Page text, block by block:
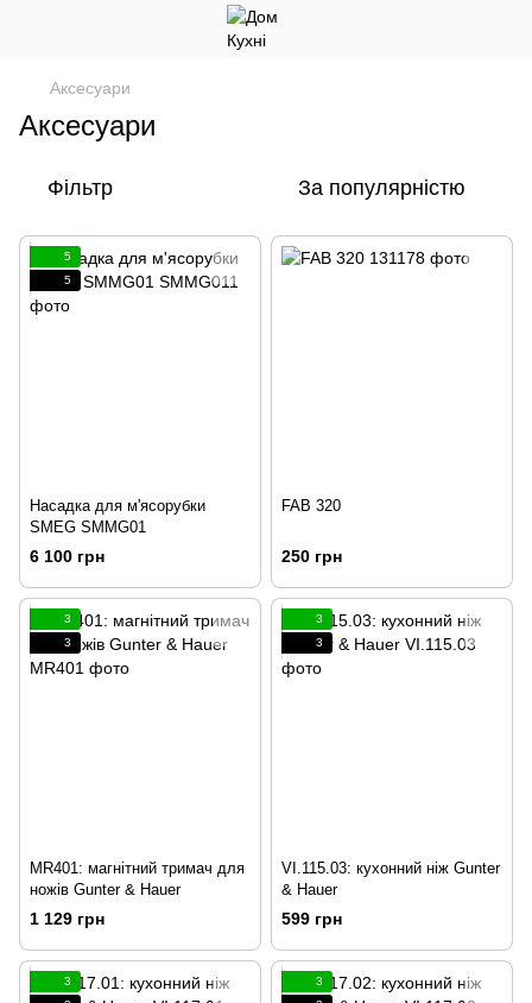
Аксесуари
Аксесуари
Фільтр За популярністю
5
5
Насадка для м'ясорубки
SMEG SMMG01
6 100 грн
FAB 320
250 грн
3
3
MR401: магнітний тримач для
ножів Gunter & Hauer
1 129 грн
3
3
VI.115.03: кухонний ніж Gunter
& Hauer
599 грн
3
3